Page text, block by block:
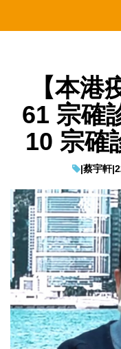
【本
61 宗確
10 宗確
|蔡宇軒|